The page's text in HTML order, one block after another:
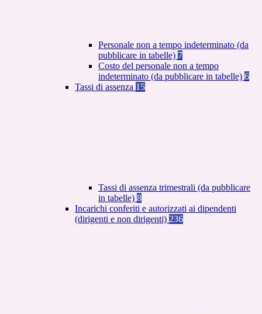
Personale non a tempo indeterminato (da
pubblicare in tabelle) 7
Costo del personale non a tempo
indeterminato (da pubblicare in tabelle) 6
Tassi di assenza 15
Tassi di assenza trimestrali (da pubblicare
in tabelle) 8
Incarichi conferiti e autorizzati ai dipendenti
(dirigenti e non dirigenti) 236